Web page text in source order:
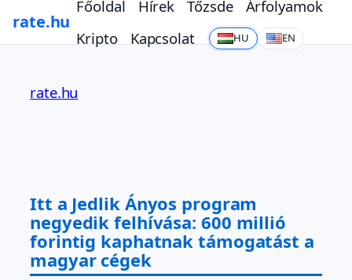
rate.hu
Főoldal Hírek Tőzsde
Árfolyamok
Kripto
Kapcsolat HU EN
tartalomhoz
rate.hu
Itt a Jedlik Ányos program
negyedik felhívása: 600 millió
forintig kaphatnak támogatást a
magyar cégek